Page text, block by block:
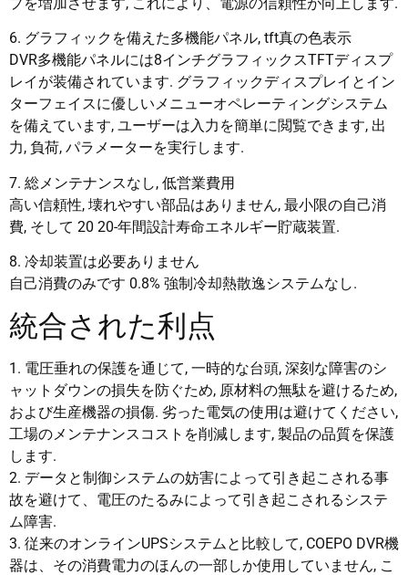
6. グラフィックを備えた多機能パネル, tft真の色表示
DVR多機能パネルには8インチグラフィックスTFTディスプ
レイが装備されています. グラフィックディスプレイとイン
ターフェイスに優しいメニューオペレーティングシステム
を備えています, ユーザーは入力を簡単に閲覧できます, 出
力, 負荷, パラメーターを実行します.
7. 総メンテナンスなし, 低営業費用
高い信頼性, 壊れやすい部品はありません, 最小限の自己消
費, そして 20 20-年間設計寿命エネルギー貯蔵装置.
8. 冷却装置は必要ありません
自己消費のみです 0.8% 強制冷却熱散逸システムなし.
統合された利点
1. 電圧垂れの保護を通じて, 一時的な台頭, 深刻な障害のシ
ャットダウンの損失を防ぐため, 原材料の無駄を避けるため,
および生産機器の損傷. 劣った電気の使用は避けてください,
工場のメンテナンスコストを削減します, 製品の品質を保護
します.
2. データと制御システムの妨害によって引き起こされる事
故を避けて、電圧のたるみによって引き起こされるシステ
ム障害.
3. 従来のオンラインUPSシステムと比較して, COEPO DVR機
器は、その消費電力のほんの一部しか使用していません, こ